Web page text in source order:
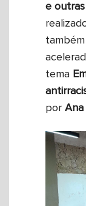
e
tema
por Ana